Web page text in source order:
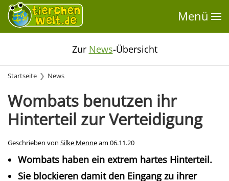
Menü
Zur News-Übersicht
Startseite News
Wombats benutzen ihr
Hinterteil zur Verteidigung
Geschrieben von Silke Menneam 06.11.20
Wombats haben ein extrem hartes Hinterteil.
Sie blockieren damit den Eingang zu ihrer